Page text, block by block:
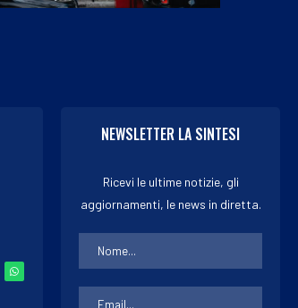
NEWSLETTER LA SINTESI
Ricevi le ultime notizie, gli
aggiornamenti, le news in diretta.